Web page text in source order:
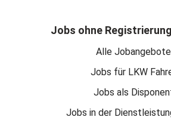
Jobs ohne
Alle Jobangebote
Jobs für LKW
Jobs als
Jobs in der